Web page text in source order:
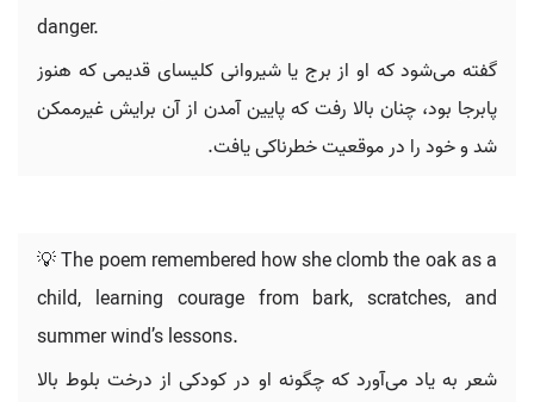
danger.
گفته می‌شود که او از برج یا شیروانی کلیسای قدیمی که هنوز
پابرجا بود، چنان بالا رفت که پایین آمدن از آن برایش غیرممکن
شد و خود را در موقعیت خطرناکی یافت.
💡 The poem remembered how she clomb the oak as a
child, learning courage from bark, scratches, and
summer wind’s lessons.
شعر به یاد می‌آورد که چگونه او در کودکی از درخت بلوط بالا